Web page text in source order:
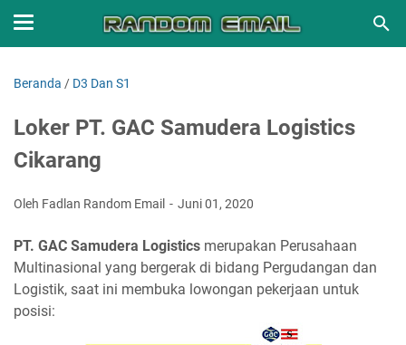
Beranda / D3 Dan S1
Loker PT. GAC Samudera Logistics
Cikarang
Oleh Fadlan Random Email Juni 01, 2020
PT. GAC Samudera Logistics merupakan Perusahaan
Multinasional yang bergerak di bidang Pergudangan dan
Logistik, saat ini membuka lowongan pekerjaan untuk
posisi: